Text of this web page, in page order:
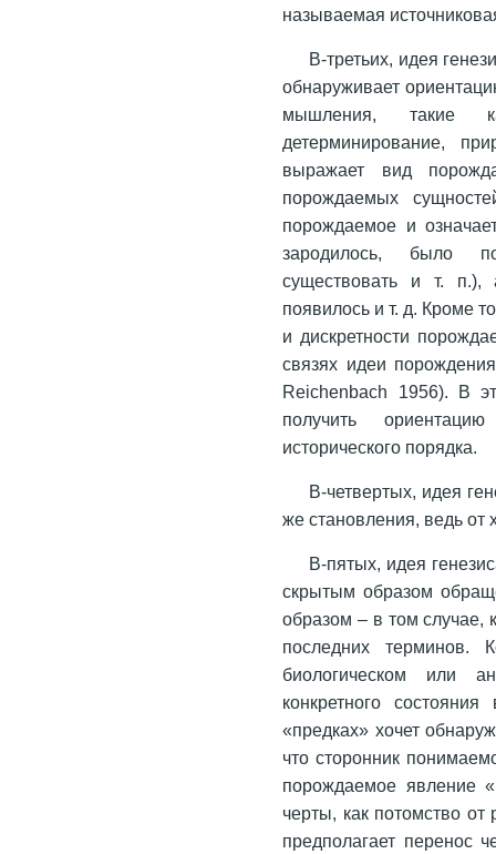
называемая
В-третьих, идея
обнаруживает
мышления, такие
детерминирование,
выражает вид
порождаемых
порождаемое и
зародилось, было
существовать и т.
появилось и т. д. Кроме
и дискретности
связях идеи
Reichenbach 1956). В
получить
исторического порядка.
В-четвертых, идея
же становления, ведь от
В-пятых, идея
скрытым образом
образом – в том случае,
последних терминов.
биологическом или
конкретного
«предках» хочет
что сторонник
порождаемое явление
черты, как потомство
предполагает перенос